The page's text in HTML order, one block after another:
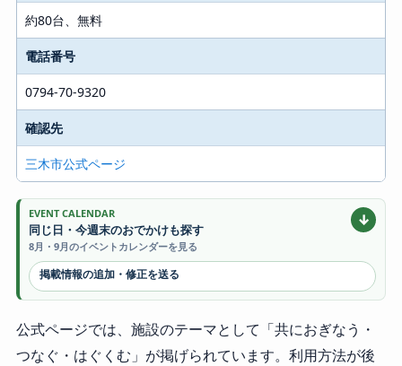
約80台、無料
電話番号
0794-70-9320
確認先
三木市公式ページ
EVENT CALENDAR
同じ日・今週末のおでかけも探す
8月・9月のイベントカレンダーを見る
↓
掲載情報の追加・修正を送る
公式ページでは、施設のテーマとして「共におぎなう・
つなぐ・はぐくむ」が掲げられています。利用方法が後